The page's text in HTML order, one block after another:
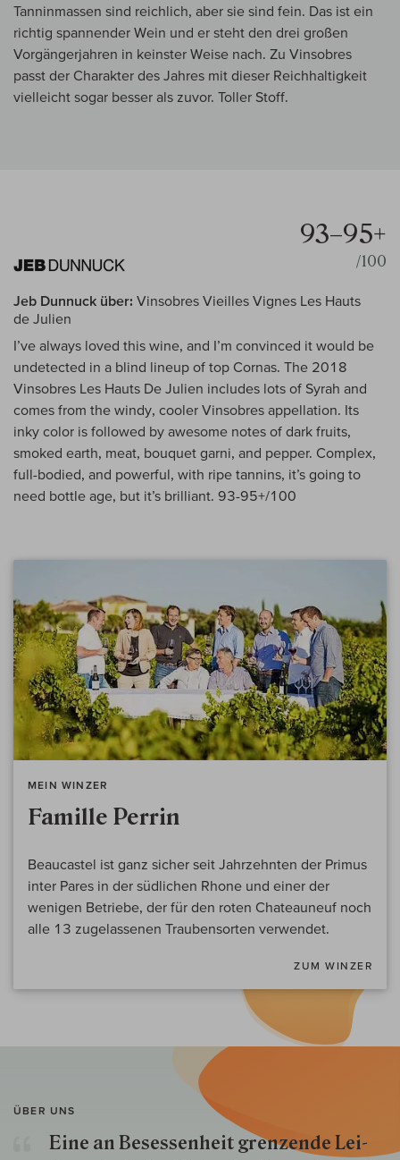
Tanninmassen sind reichlich, aber sie sind fein. Das ist ein
richtig spannender Wein und er steht den drei großen
Vorgängerjahren in keinster Weise nach. Zu Vinsobres
passt der Charakter des Jahres mit dieser Reichhaltigkeit
vielleicht sogar besser als zuvor. Toller Stoff.
93–95+
/100
Jeb Dunnuck über: Vinsobres Vieilles Vignes Les Hauts
de Julien
I’ve always loved this wine, and I’m convinced it would be
undetected in a blind lineup of top Cornas. The 2018
Vinsobres Les Hauts De Julien includes lots of Syrah and
comes from the windy, cooler Vinsobres appellation. Its
inky color is followed by awesome notes of dark fruits,
smoked earth, meat, bouquet garni, and pepper. Complex,
full-bodied, and powerful, with ripe tannins, it’s going to
need bottle age, but it’s brilliant. 93-95+/100
MEIN WINZER
Famille Perrin
Beaucastel ist ganz sicher seit Jahrzehnten der Primus
inter Pares in der südlichen Rhone und einer der
wenigen Betriebe, der für den roten Chateauneuf noch
alle 13 zugelassenen Traubensorten verwendet.
ZUM WINZER
ÜBER UNS
Eine an Besessenheit gren­zende Lei­